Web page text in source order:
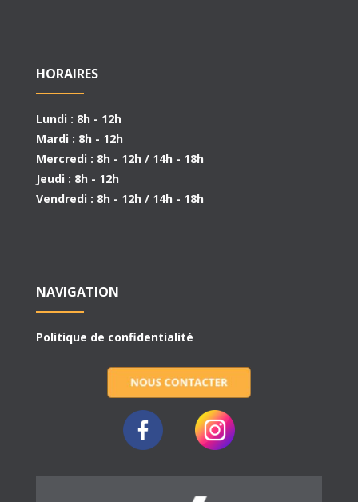
HORAIRES
Lundi : 8h - 12h
Mardi : 8h - 12h
Mercredi : 8h - 12h / 14h - 18h
Jeudi : 8h - 12h
Vendredi : 8h - 12h / 14h - 18h
NAVIGATION
Politique de confidentialité